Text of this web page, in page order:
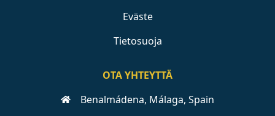
Eväste
Tietosuoja
OTA YHTEYTTÄ
Benalmádena, Málaga, Spain